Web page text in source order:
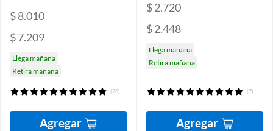
$ 8.010
$ 7.209
Llega mañana
Retira mañana
(26)
Agregar
$ 2.720
$ 2.448
Llega mañana
Retira mañana
(7)
Agregar